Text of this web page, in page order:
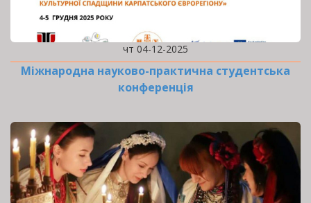
чт 04-12-2025
Міжнародна науково-практична студентська
конференція